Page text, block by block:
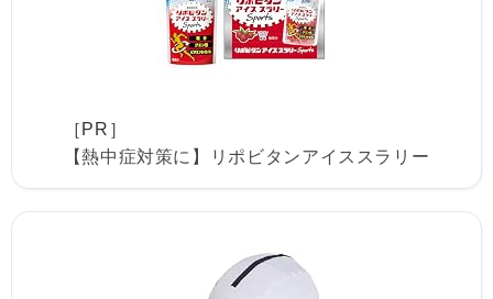
［PR］
【熱中症対策に】リポビタンアイススラリー